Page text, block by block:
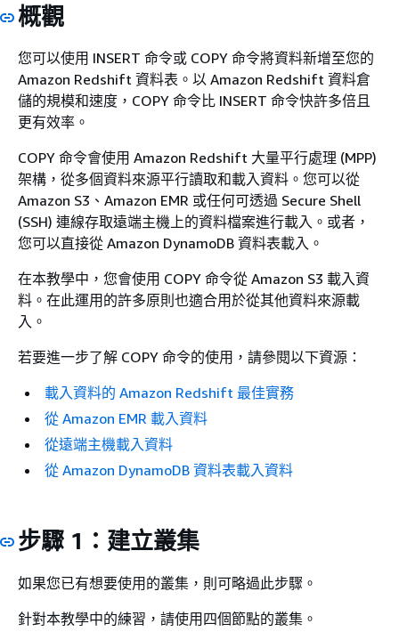
概觀
您可以使用 INSERT 命令或 COPY 命令將資料新增至您的
Amazon Redshift 資料表。以 Amazon Redshift 資料倉
儲的規模和速度，COPY 命令比 INSERT 命令快許多倍且
更有效率。
COPY 命令會使用 Amazon Redshift 大量平行處理 (MPP)
架構，從多個資料來源平行讀取和載入資料。您可以從
Amazon S3、Amazon EMR 或任何可透過 Secure Shell
(SSH) 連線存取遠端主機上的資料檔案進行載入。或者，
您可以直接從 Amazon DynamoDB 資料表載入。
在本教學中，您會使用 COPY 命令從 Amazon S3 載入資
料。在此運用的許多原則也適合用於從其他資料來源載
入。
若要進一步了解 COPY 命令的使用，請參閱以下資源：
載入資料的 Amazon Redshift 最佳實務
從 Amazon EMR 載入資料
從遠端主機載入資料
從 Amazon DynamoDB 資料表載入資料
步驟 1：建立叢集
如果您已有想要使用的叢集，則可略過此步驟。
針對本教學中的練習，請使用四個節點的叢集。